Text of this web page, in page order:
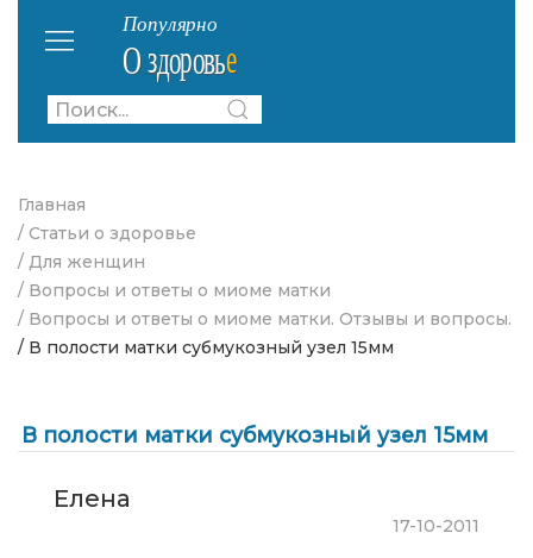
Главная
/ Статьи о здоровье
/ Для женщин
/ Вопросы и ответы о миоме матки
/ Вопросы и ответы о миоме матки. Отзывы и вопросы.
/ В полости матки субмукозный узел 15мм
В полости матки субмукозный узел 15мм
Елена
17-10-2011